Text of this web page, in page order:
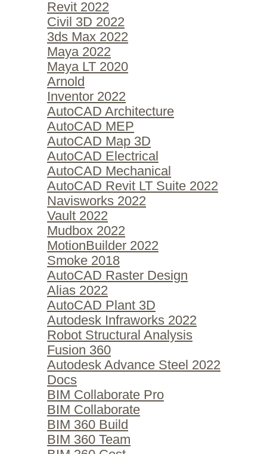
Revit 2022
Civil 3D 2022
3ds Max 2022
Maya 2022
Maya LT 2020
Arnold
Inventor 2022
AutoCAD Architecture
AutoCAD MEP
AutoCAD Map 3D
AutoCAD Electrical
AutoCAD Mechanical
AutoCAD Revit LT Suite 2022
Navisworks 2022
Vault 2022
Mudbox 2022
MotionBuilder 2022
Smoke 2018
AutoCAD Raster Design
Alias 2022
AutoCAD Plant 3D
Autodesk Infraworks 2022
Robot Structural Analysis
Fusion 360
Autodesk Advance Steel 2022
Docs
BIM Collaborate Pro
BIM Collaborate
BIM 360 Build
BIM 360 Team